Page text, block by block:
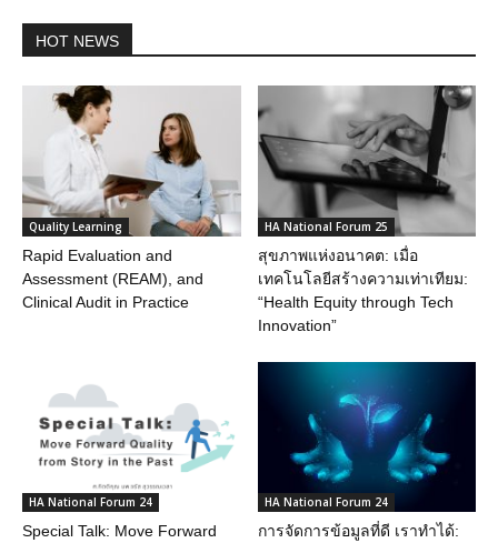
HOT NEWS
Quality Learning
Rapid Evaluation and
Assessment (REAM), and
Clinical Audit in Practice
HA National Forum 25
สุขภาพแห่งอนาคต: เมื่อ
เทคโนโลยีสร้างความเท่าเทียม:
“Health Equity through Tech
Innovation”
HA National Forum 24
Special Talk: Move Forward
HA National Forum 24
การจัดการข้อมูลที่ดี เราทำได้: